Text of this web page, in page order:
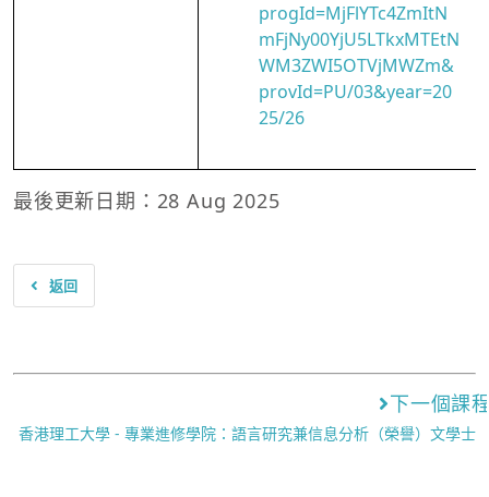
progId=MjFlYTc4ZmItN
mFjNy00YjU5LTkxMTEtN
WM3ZWI5OTVjMWZm&
provId=PU/03&year=20
25/26
最後更新日期：28 Aug 2025
返回
下一個課
香港理工大學 - 專業進修學院：語言研究兼信息分析（榮譽）文學士